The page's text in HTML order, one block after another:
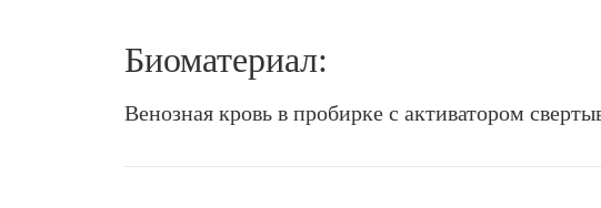
Биоматериал:
Венозная кровь в пробирке с активатором